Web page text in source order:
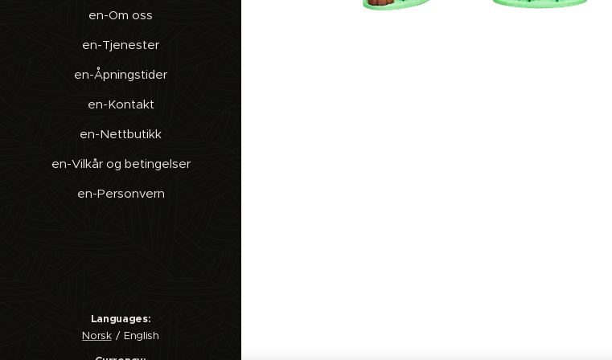
en-Om oss
en-Tjenester
en-Åpningstider
en-Kontakt
en-Nettbutikk
en-Vilkår og betingelser
en-Personvern
Languages
Norsk
English